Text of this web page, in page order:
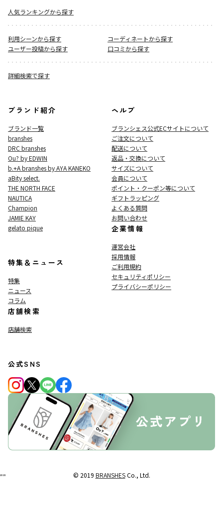
人気ランキングから探す
利用シーンから探す
コーディネートから探す
ユーザー投稿から探す
口コミから探す
詳細検索で探す
ブランド紹介
ブランド一覧
branshes
DRC branshes
Ou? by EDWIN
b.+A branshes by AYA KANEKO
aBity select.
THE NORTH FACE
NAUTICA
Champion
JAMIE KAY
gelato pique
特集＆ニュース
特集
ニュース
コラム
店舗検索
店舗検索
ヘルプ
ブランシェス公式ECサイトについて
ご注文について
配送について
返品・交換について
サイズについて
会員について
ポイント・クーポン等について
ギフトラッピング
よくある質問
お問い合わせ
企業情報
運営会社
採用情報
ご利用規約
セキュリティポリシー
プライバシーポリシー
公式SNS
© 2019 BRANSHESCo., Ltd.
""